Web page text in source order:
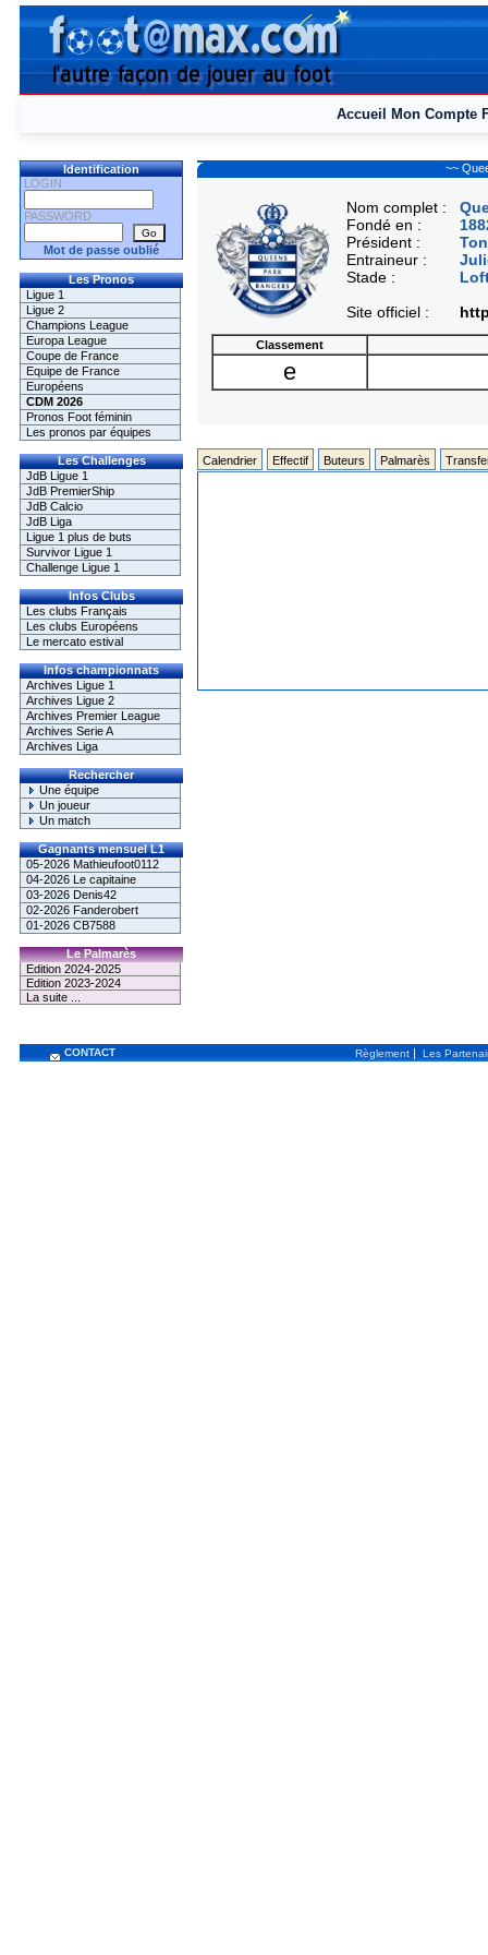
Accueil Mon Compte
Identification
LOGIN
PASSWORD
Mot de passe oublié
Les Pronos
Ligue 1
Ligue 2
Champions League
Europa League
Coupe de France
Equipe de France
Européens
CDM 2026
Pronos Foot féminin
Les pronos par équipes
Les Challenges
JdB Ligue 1
JdB PremierShip
JdB Calcio
JdB Liga
Ligue 1 plus de buts
Survivor Ligue 1
Challenge Ligue 1
Infos Clubs
Les clubs Français
Les clubs Européens
Le mercato estival
Infos championnats
Archives Ligue 1
Archives Ligue 2
Archives Premier League
Archives Serie A
Archives Liga
Rechercher
Une équipe
Un joueur
Un match
Gagnants mensuel L1
05-2026 Mathieufoot0112
04-2026 Le capitaine
03-2026 Denis42
02-2026 Fanderobert
01-2026 CB7588
Le Palmarès
Edition 2024-2025
Edition 2023-2024
La suite ...
~~
Nom complet :
Fondé en :
Président :
Entraineur :
Stade :
Site officiel :
Classement
e
Calendrier Effectif Buteurs Palmarès
CONTACT Règlement | Les